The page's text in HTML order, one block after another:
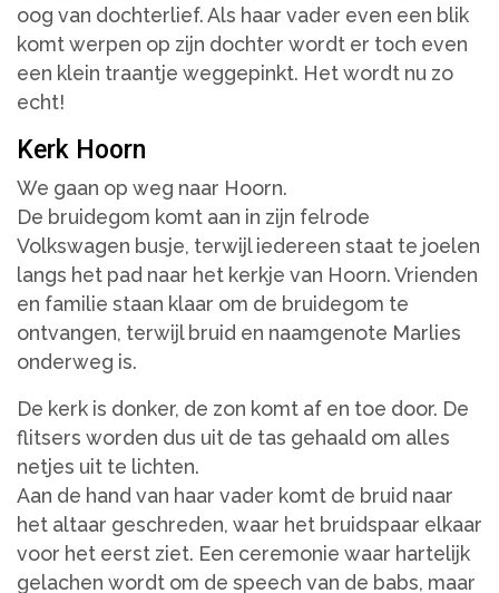
oog van dochterlief. Als haar vader even een blik
komt werpen op zijn dochter wordt er toch even
een klein traantje weggepinkt. Het wordt nu zo
echt!
Kerk Hoorn
We gaan op weg naar Hoorn.
De bruidegom komt aan in zijn felrode
Volkswagen busje, terwijl iedereen staat te joelen
langs het pad naar het kerkje van Hoorn. Vrienden
en familie staan klaar om de bruidegom te
ontvangen, terwijl bruid en naamgenote Marlies
onderweg is.
De kerk is donker, de zon komt af en toe door. De
flitsers worden dus uit de tas gehaald om alles
netjes uit te lichten.
Aan de hand van haar vader komt de bruid naar
het altaar geschreden, waar het bruidspaar elkaar
voor het eerst ziet. Een ceremonie waar hartelijk
gelachen wordt om de speech van de babs, maar